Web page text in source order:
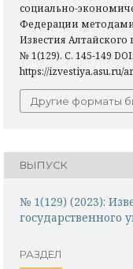
социально-
Федерации
Известия Алтайского
№ 1(129). С. 145-149
https://izvestiya.asu.ru/
Другие форматы
ВЫПУСК
№ 1(129) (2023):
государственного
РАЗДЕЛ